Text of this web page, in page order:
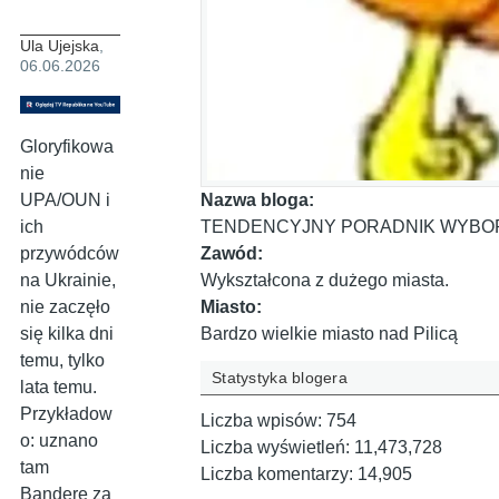
Ula Ujejska,
06.06.2026
Gloryfikowa
nie
UPA/OUN i
ich
przywódców
na Ukrainie,
nie zaczęło
się kilka dni
temu, tylko
lata temu.
Przykładow
o: uznano
tam
Banderę za
Nazwa bloga:
TENDENCYJNY PORADNIK
Zawód:
Wykształcona z dużego miasta.
Miasto:
Bardzo wielkie miasto nad Pilicą
Statystyka blogera
Liczba wpisów: 754
Liczba wyświetleń: 11,473,728
Liczba komentarzy: 14,905